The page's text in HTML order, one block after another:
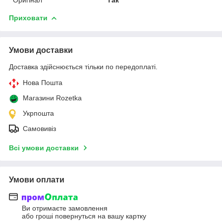
Приховати
Умови доставки
Доставка здійснюється тільки по передоплаті.
Нова Пошта
Магазини Rozetka
Укрпошта
Самовивіз
Всі умови доставки
Умови оплати
Ви отримаєте замовлення
або гроші повернуться на вашу картку